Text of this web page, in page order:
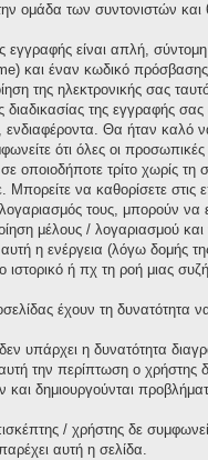
ομάδα των συντονιστών
εγγραφής είναι απλή,
και έναν κωδικό
της ηλεκτρονικής σας
της εγγραφής
Θα ήταν καλό να
ότι όλες οι
οποιοδήποτε τρίτο χωρίς
Μπορείτε να καθορίσετε
τους, μπορούν να
μέλους / λογαριασμού
η ενέργεια (λόγω δομής
ιστορικό ή πχ τη ροή μιας
έχουν τη δυνατότητα
υπάρχει η δυνατότητα
την περίπτωση ο χρήστης
και δημιουργούνται
/ χρήστης δε
αυτή η σελίδα.